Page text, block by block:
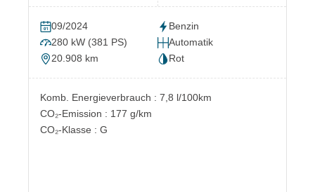
09/2024
Benzin
280 kW (381 PS)
Automatik
20.908 km
Rot
Komb. Energieverbrauch : 7,8 l/100km
CO₂-Emission : 177 g/km
CO₂-Klasse : G